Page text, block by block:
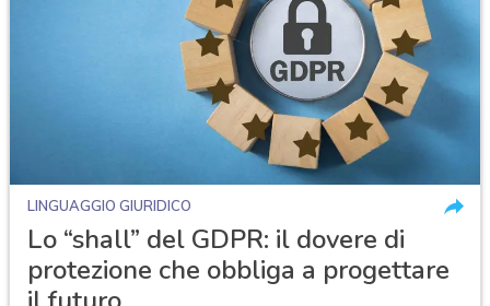
LINGUAGGIO GIURIDICO
Lo “shall” del GDPR: il dovere di
protezione che obbliga a progettare